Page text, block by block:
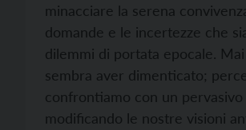
minacciare la serena
domande e le incertezze che
dilemmi di portata epocale.
sembra aver dimenticato;
confrontiamo con un
modificando le nostre visioni